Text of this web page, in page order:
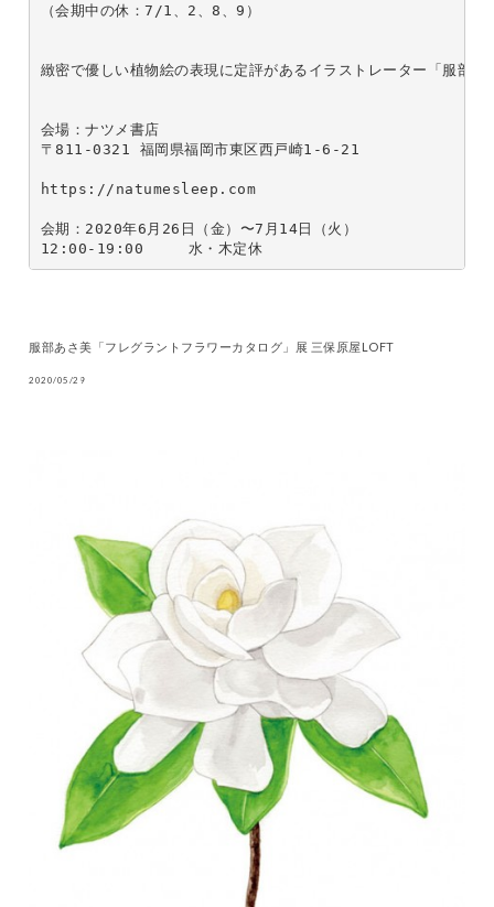
（会期中の休：7/1、2、8、9）
緻密で優しい植物絵の表現に定評があるイラストレーター「服部
会場：ナツメ書店
〒811-0321 福岡県福岡市東区西戸崎1-6-21
https://natumesleep.com
会期：2020年6月26日（金）〜7月14日（火）
12:00-19:00　　　水・木定休
服部あさ美「フレグラントフラワーカタログ」展 三保原屋LOFT
2020/05/29